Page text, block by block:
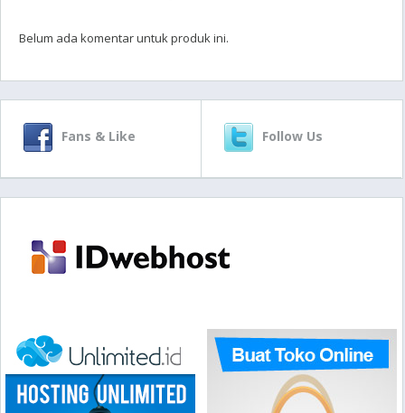
Belum ada komentar untuk produk ini.
Fans & Like Follow Us